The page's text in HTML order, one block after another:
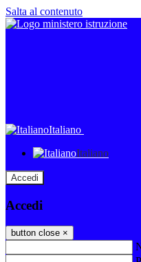
Salta al contenuto
Italiano
Italiano
Accedi
Accedi
button close ×